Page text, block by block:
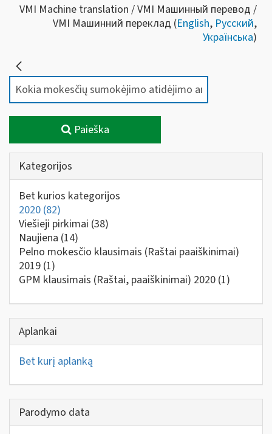
VMI Machine translation / VMI Машинный перевод /
VMI Машинний переклад (English, Русский,
Українська)
Paieška
Kategorijos
Bet kurios kategorijos
2020 (82)
Viešieji pirkimai (38)
Naujiena (14)
Pelno mokesčio klausimais (Raštai paaiškinimai)
2019 (1)
GPM klausimais (Raštai, paaiškinimai) 2020 (1)
Aplankai
Bet kurį aplanką
Parodymo data